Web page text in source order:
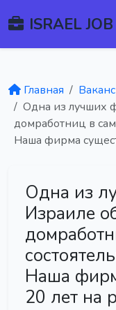
ISRAEL JOB
Главная
Одна из лучших
домработниц в
Наша фирма
Одна из
Израиле
Наша
20 лет на